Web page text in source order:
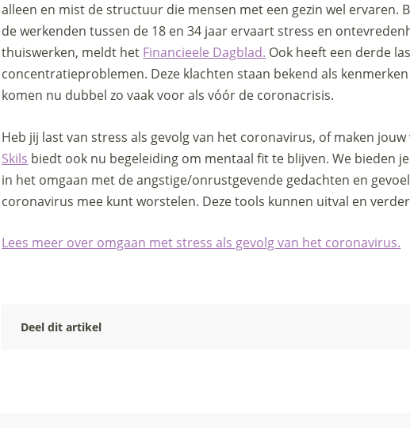
alleen en mist de structuur die mensen met een gezin wel ervaren.
de werkenden tussen de 18 en 34 jaar ervaart stress en
thuiswerken, meldt het Financieele Dagblad. Ook heeft een derde
concentratieproblemen. Deze klachten staan bekend als
komen nu dubbel zo vaak voor als vóór de coronacrisis.
Heb jij last van stress als gevolg van het coronavirus, of maken
Skils biedt ook nu begeleiding om mentaal fit te blijven. We bieden
in het omgaan met de angstige/onrustgevende gedachten en
coronavirus mee kunt worstelen. Deze tools kunnen uitval en
Lees meer over omgaan met stress als gevolg van het coronavirus.
Deel dit artikel